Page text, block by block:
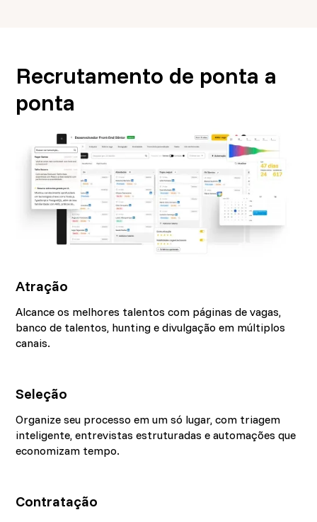
Recrutamento de ponta a
ponta
Atração
Alcance os melhores talentos com páginas de vagas,
banco de talentos, hunting e divulgação em múltiplos
canais.
Seleção
Organize seu processo em um só lugar, com triagem
inteligente, entrevistas estruturadas e automações que
economizam tempo.
Contratação